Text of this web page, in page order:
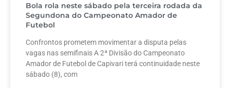
Bola rola neste sábado pela terceira rodada da
Segundona do Campeonato Amador de
Futebol
Confrontos prometem movimentar a disputa pelas
vagas nas semifinais A 2ª Divisão do Campeonato
Amador de Futebol de Capivari terá continuidade neste
sábado (8), com